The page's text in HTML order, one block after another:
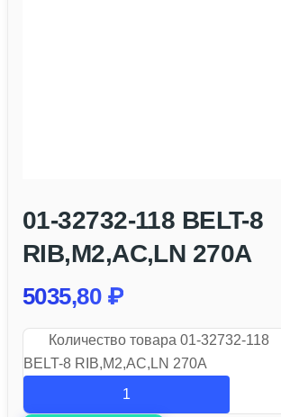
01-32732-118 BELT-8
RIB,M2,AC,LN 270A
5035,80 ₽
Количество товара 01-32732-118
BELT-8 RIB,M2,AC,LN 270A